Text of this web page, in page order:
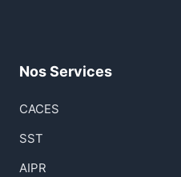
Nos Services
CACES
SST
AIPR